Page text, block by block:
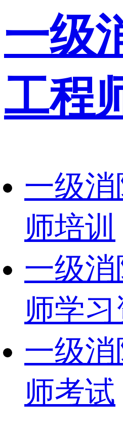
一级
工程
一级
师培训
一级
师学
一级
师考试